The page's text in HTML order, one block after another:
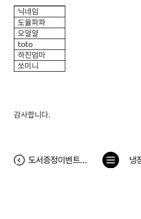
닉네임
도율파파
오얄얄
toto
하진엄마
쏘미니
감사합니다.
도서증정이벤트<수요일을 싫어하는 고양이> 당첨자
목